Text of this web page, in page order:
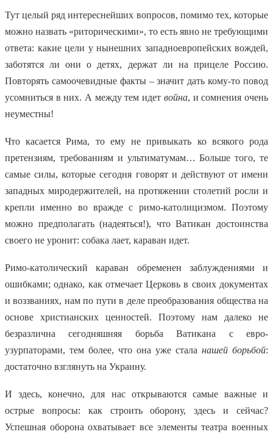
Тут целый ряд интереснейших вопросов, помимо тех, которые
можно назвать «риторическими», то есть явно не требующими
ответа: какие цели у нынешних западноевропейских вождей,
заботятся ли они о детях, держат ли на прицеле Россию.
Повторять самоочевидные факты – значит дать кому-то повод
усомниться в них. А между тем идет война, и сомнения очень
неуместны!
Что касается Рима, то ему не привыкать ко всякого рода
претензиям, требованиям и ультиматумам… Больше того, те
самые силы, которые сегодня говорят и действуют от имени
западных миродержителей, на протяжении столетий росли и
крепли именно во вражде с римо-католицизмом. Поэтому
можно предполагать (надеяться!), что Ватикан достоинства
своего не уронит: собака лает, караван идет.
Римо-католический караван обременен заблуждениями и
ошибками; однако, как отмечает Церковь в своих документах
и воззваниях, нам по пути в деле преобразования общества на
основе христианских ценностей. Поэтому нам далеко не
безразлична сегодняшняя борьба Ватикана с евро-
узурпаторами, тем более, что она уже стала нашей борьбой:
достаточно взглянуть на Украину.
И здесь, конечно, для нас открываются самые важные и
острые вопросы: как строить оборону, здесь и сейчас?
Успешная оборона охватывает все элементы театра военных